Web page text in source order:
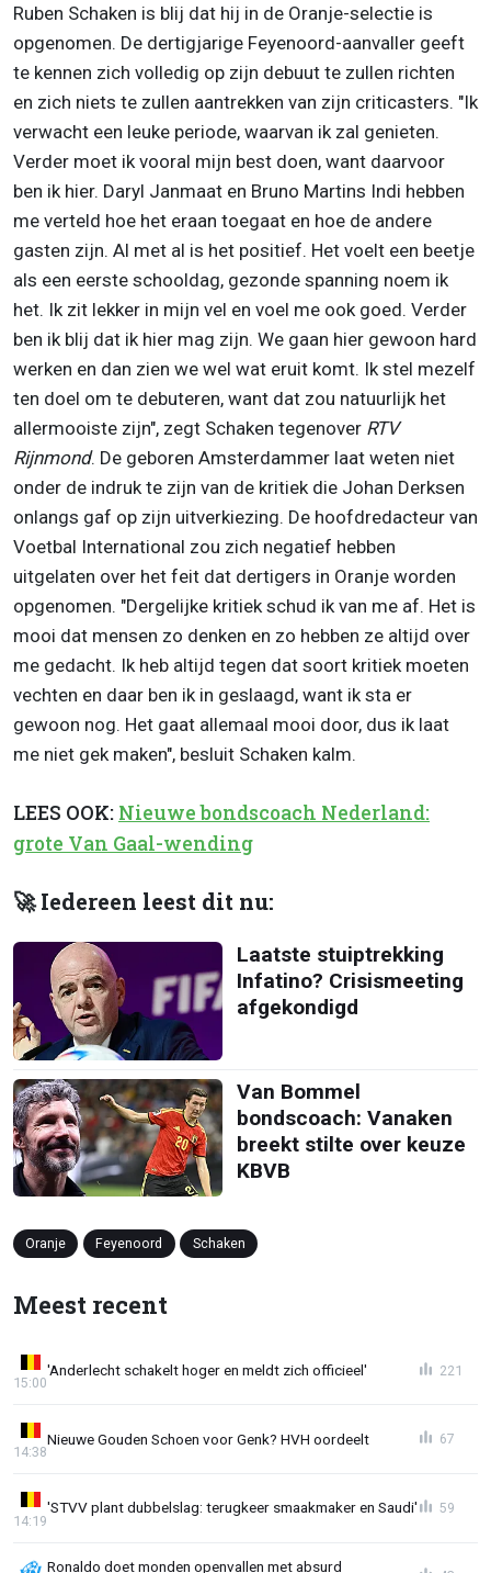
Ruben Schaken is blij dat hij in de Oranje-selectie is
opgenomen. De dertigjarige Feyenoord-aanvaller geeft
te kennen zich volledig op zijn debuut te zullen richten
en zich niets te zullen aantrekken van zijn criticasters. "Ik
verwacht een leuke periode, waarvan ik zal genieten.
Verder moet ik vooral mijn best doen, want daarvoor
ben ik hier. Daryl Janmaat en Bruno Martins Indi hebben
me verteld hoe het eraan toegaat en hoe de andere
gasten zijn. Al met al is het positief. Het voelt een beetje
als een eerste schooldag, gezonde spanning noem ik
het. Ik zit lekker in mijn vel en voel me ook goed. Verder
ben ik blij dat ik hier mag zijn. We gaan hier gewoon hard
werken en dan zien we wel wat eruit komt. Ik stel mezelf
ten doel om te debuteren, want dat zou natuurlijk het
allermooiste zijn", zegt Schaken tegenover RTV
Rijnmond. De geboren Amsterdammer laat weten niet
onder de indruk te zijn van de kritiek die Johan Derksen
onlangs gaf op zijn uitverkiezing. De hoofdredacteur van
Voetbal International zou zich negatief hebben
uitgelaten over het feit dat dertigers in Oranje worden
opgenomen. "Dergelijke kritiek schud ik van me af. Het is
mooi dat mensen zo denken en zo hebben ze altijd over
me gedacht. Ik heb altijd tegen dat soort kritiek moeten
vechten en daar ben ik in geslaagd, want ik sta er
gewoon nog. Het gaat allemaal mooi door, dus ik laat
me niet gek maken", besluit Schaken kalm.
LEES OOK: Nieuwe bondscoach Nederland:
grote Van Gaal-wending
🚀 Iedereen leest dit nu:
Laatste stuiptrekking
Infatino? Crisismeeting
afgekondigd
Van Bommel
bondscoach: Vanaken
breekt stilte over keuze
KBVB
Oranje Feyenoord Schaken
Meest recent
'Anderlecht schakelt hoger en meldt zich officieel'
15:00
221
Nieuwe Gouden Schoen voor Genk? HVH oordeelt
14:38
67
'STVV plant dubbelslag: terugkeer smaakmaker en Saudi'
14:19
59
Ronaldo doet monden openvallen met absurd